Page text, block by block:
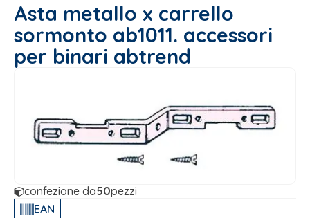
Asta metallo x carrello
sormonto ab1011. accessori
per binari abtrend
confezione da50pezzi
EAN